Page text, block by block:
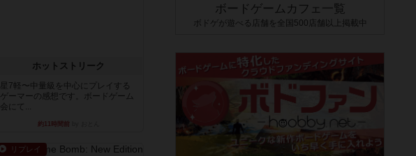
ホットストリーク
星7軽〜中量級を中心にプレイする
ゲーマーの感想です。ボードゲーム
会にて...
約11時間前
リプレイ
ボードゲームカフェ一覧
ボドゲが遊べる店舗を全国500店舗以上掲載中